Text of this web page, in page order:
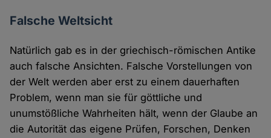
Falsche Weltsicht
Natürlich gab es in der griechisch-römischen Antike
auch falsche Ansichten. Falsche Vorstellungen von
der Welt werden aber erst zu einem dauerhaften
Problem, wenn man sie für göttliche und
unumstößliche Wahrheiten hält, wenn der Glaube an
die Autorität das eigene Prüfen, Forschen, Denken